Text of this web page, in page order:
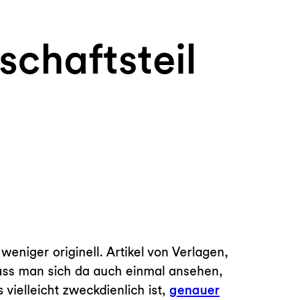
originell. Artikel von Verlagen,
man sich da auch einmal ansehen,
vielleicht zweckdienlich ist, genauer